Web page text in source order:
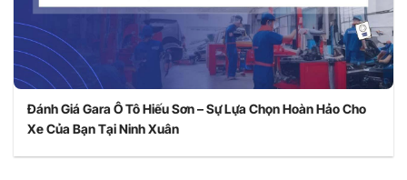
Đánh Giá Gara Ô Tô Hiếu Sơn – Sự Lựa Chọn Hoàn Hảo Cho
Xe Của Bạn Tại Ninh Xuân